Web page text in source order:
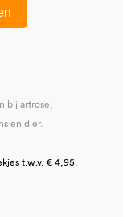
bij artrose,
en dier.
t.w.v. € 4,95.